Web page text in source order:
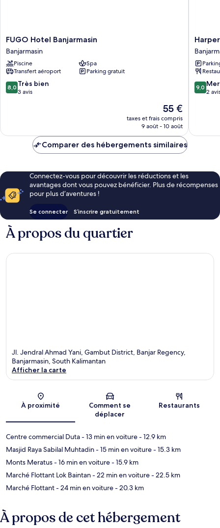
FUGO
Hotel
Banjarmasin
Banjarmasin
FUGO Hotel Banjarmasin
Banjarmasin
Piscine
Spa
Transfert aéroport
Parking gratuit
8.0
sur
8,0 Très bien
3 avis
Le
nouveau
prix
de
55 €
taxes et frais compris
9 août - 10 août
Harper
9.0
sur
9,0
2
Comparer des hébergements similaires
Connectez-vous pour découvrir les réductions et les
avantages dont vous pouvez bénéficier. Plus de récompenses
pour plus d’aventures !
Se connecter S’inscrire gratuitement
À propos du quartier
Jl. Jendral Ahmad Yani, Gambut District, Banjar Regency,
Banjarmasin, South Kalimantan
Afficher la carte
À proximité
Comment se
déplacer
Restaurants
Centre commercial Duta- 13 min en voiture- 12.9 km
Masjid Raya Sabilal Muhtadin- 15 min en voiture- 15.3 km
Monts Meratus- 16 min en voiture- 15.9 km
Marché Flottant Lok Baintan- 22 min en voiture- 22.5 km
Marché Flottant- 24 min en voiture- 20.3 km
À propos de cet hébergement